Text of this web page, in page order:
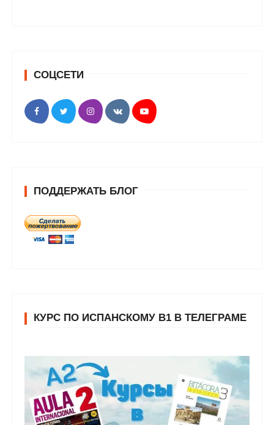
СОЦСЕТИ
ПОДДЕРЖАТЬ БЛОГ
КУРС ПО ИСПАНСКОМУ В1 В ТЕЛЕГРАМЕ